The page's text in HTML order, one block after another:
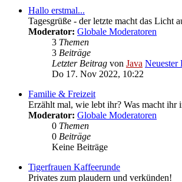
Hallo erstmal...
Tagesgrüße - der letzte macht das Licht
Moderator: Globale Moderatoren
3 Themen
3 Beiträge
Letzter Beitrag von Java Neuester
Do 17. Nov 2022, 10:22
Familie & Freizeit
Erzählt mal, wie lebt ihr? Was macht ihr
Moderator: Globale Moderatoren
0 Themen
0 Beiträge
Keine Beiträge
Tigerfrauen Kaffeerunde
Privates zum plaudern und verkünden!